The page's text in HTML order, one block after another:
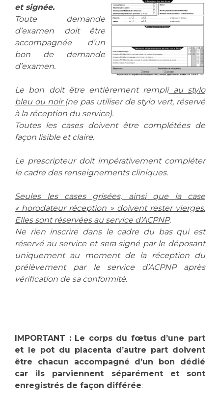
Salon des familles
Transports sanitaires
Vos droits, vos devoirs
Handicap
Handi 13
Pôle Médecine Physique et Réadaptation
Accueil sourds et malentendants
Charte Romain Jacob
Cancer
Médecine nucléaire
Maternité Hôpital Nord
Vos représentants
Les structures de recherche
Écoles et Instituts de Formation
Plateforme des internes
Professionnels de santé
Adresser un patient
Adresser un examen au Laboratoire de Biologie
Radiologie / Imagerie
Cancérologie
Les pôles d'activité médicale
Anatomie et Cytologie Pathologiques
Adresser un examen au Laboratoire d'Infectiologie
Centres de référence Maladies Rares
Plateforme d'Expertise Maladies Rares
Communiqués de presse
Dossiers de presse
Médiathèque
et signée.
Toute demande
d’examen doit être
accompagnée d’un
bon de demande
d’examen.
Le bon doit être entièrement rempliau stylo
bleu ou noir (ne pas utiliser de stylo vert, réservé
à la réception du service).
Toutes les cases doivent être complétées de
façon lisible et claire.
Le prescripteur doit impérativement compléter
le cadre des renseignements cliniques.
Seules les cases grisées, ainsi que la case
« horodateur réception » doivent rester vierges.
Elles sont réservées au service d’ACPNP.
Ne rien inscrire dans le cadre du bas qui est
réservé au service et sera signé par le déposant
uniquement au moment de la réception du
prélèvement par le service d’ACPNP après
vérification de sa conformité.
IMPORTANT : Le corps du fœtus d’une part
et le pot du placenta d’autre part doivent
être chacun accompagné d’un bon dédié
car ils parviennent séparément et sont
enregistrés de façon différée: